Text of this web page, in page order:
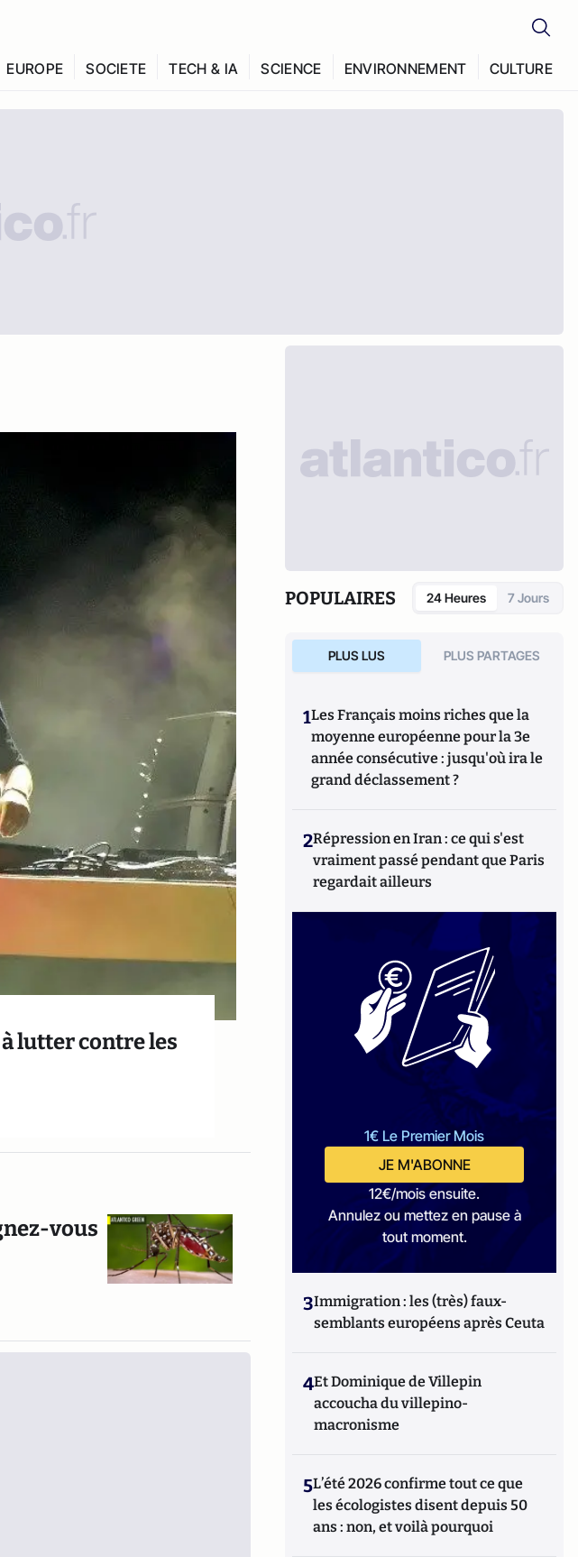
EUROPE SOCIETE TECH & IA SCIENCE ENVIRONNEMENT CULTURE
lutter contre les
vous
POPULAIRES 24 Heures 7 Jours
PLUS LUS PLUS PARTAGES
1Les Français moins riches que la
moyenne européenne pour la 3e
année consécutive : jusqu'où ira le
grand déclassement ?
2Répression en Iran : ce qui s'est
vraiment passé pendant que Paris
regardait ailleurs
1€ Le Premier Mois
JE M'ABONNE
12€/mois ensuite.
Annulez ou mettez en pause à
tout moment.
3Immigration : les (très) faux-
semblants européens après Ceuta
4Et Dominique de Villepin
accoucha du villepino-
macronisme
5L’été 2026 confirme tout ce que
les écologistes disent depuis 50
ans : non, et voilà pourquoi